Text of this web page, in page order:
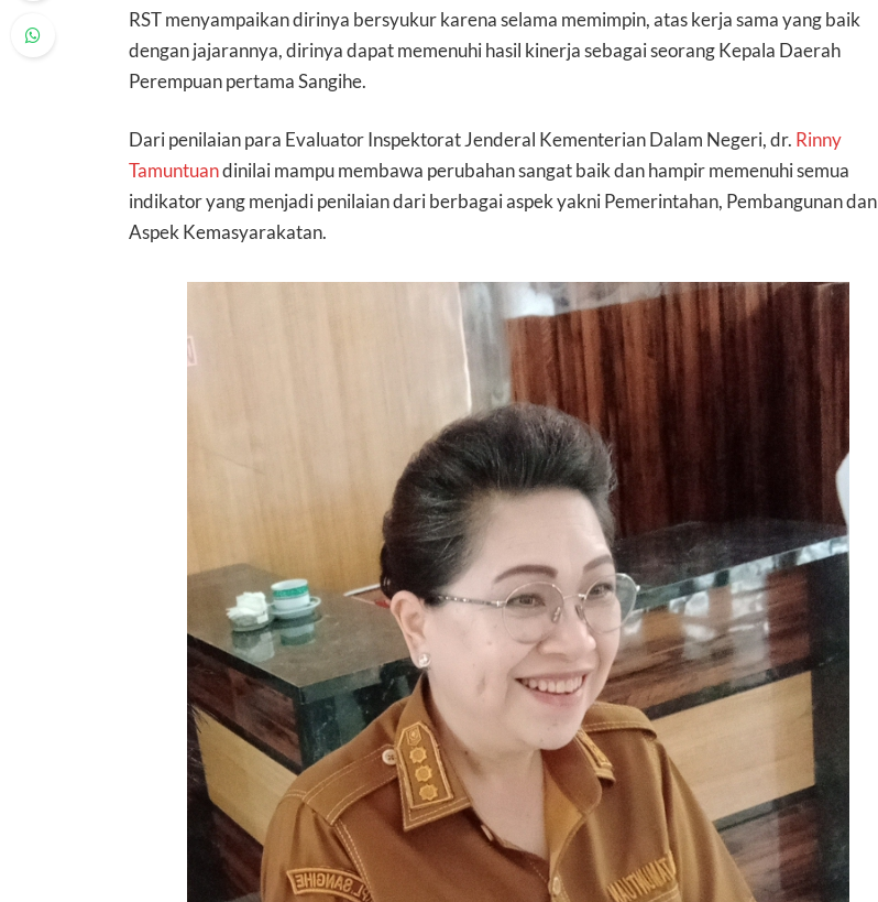
RST menyampaikan dirinya bersyukur karena selama memimpin, atas kerja sama yang baik
dengan jajarannya, dirinya dapat memenuhi hasil kinerja sebagai seorang Kepala Daerah
Perempuan pertama Sangihe.
Dari penilaian para Evaluator Inspektorat Jenderal Kementerian Dalam Negeri, dr. Rinny
Tamuntuandinilai mampu membawa perubahan sangat baik dan hampir memenuhi semua
indikator yang menjadi penilaian dari berbagai aspek yakni Pemerintahan, Pembangunan dan
Aspek Kemasyarakatan.